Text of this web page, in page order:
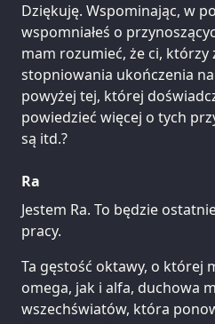
Dziękuję. Wspominając, w
wspomniałeś o
mam rozumieć, że ci, którzy
stopniowania ukończenia
powyżej tej, której
powiedzieć więcej o tych
są itd.?
Ra
Jestem Ra. To będzie
pracy.
Ta gęstość oktawy, o której
omega, jak i alfa, duchowa
wszechświatów, która